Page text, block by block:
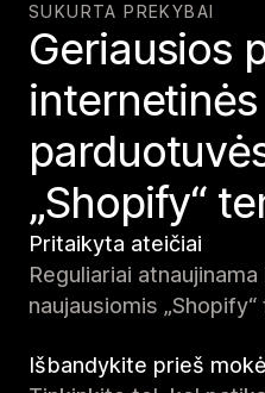
SUKURTA PREKYBAI
Geriausios
internetinės
„Shopify“
Pritaikyta ateičiai
Reguliariai
naujausiomis
Išbandykite prieš